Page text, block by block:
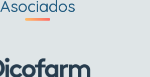
Asociados